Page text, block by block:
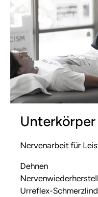
Unterkörper
Nervenarbeit für
Dehnen
Urreflex-